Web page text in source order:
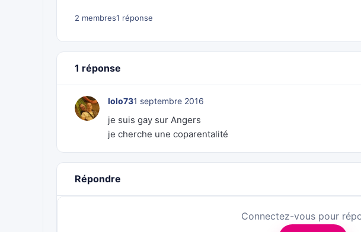
2 membres1 réponse
1 réponse
lolo731 septembre 2016
je suis gay sur Angers
je cherche une coparentalité
Répondre
Connectez-vous pour